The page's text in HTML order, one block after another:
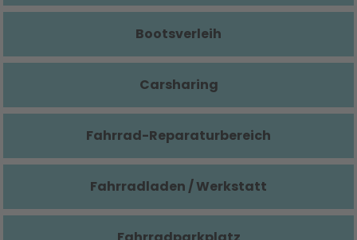
Bootsverleih
Carsharing
Fahrrad-Reparaturbereich
Fahrradladen / Werkstatt